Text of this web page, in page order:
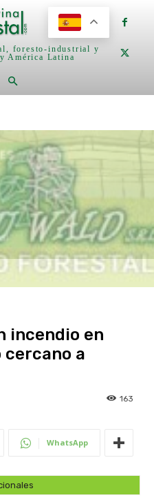
foresto-industrial y
América Latina
incendio en
a
163
WhatsApp